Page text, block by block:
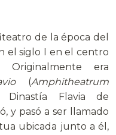
de la época del
el siglo I en el centro
era
(Amphitheatrum
Flavia de
y pasó a ser llamado
ubicada junto a él,